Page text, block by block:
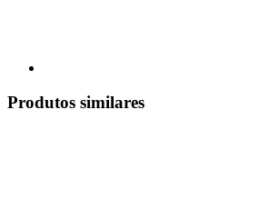
Produtos similares